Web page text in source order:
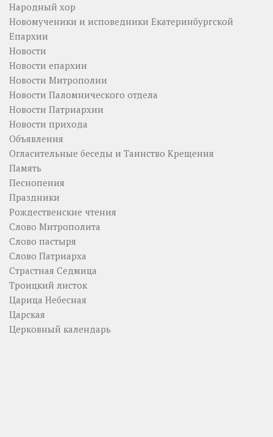
Народный хор
Новомученики и исповедники Екатеринбургской
Епархии
Новости
Новости епархии
Новости Митрополии
Новости Паломнического отдела
Новости Патриархии
Новости прихода
Объявления
Огласительные беседы и Таинство Крещения
Память
Песнопения
Праздники
Рождественские чтения
Слово Митрополита
Слово пастыря
Слово Патриарха
Страстная Седмица
Троицкий листок
Царица Небесная
Царская
Церковный календарь